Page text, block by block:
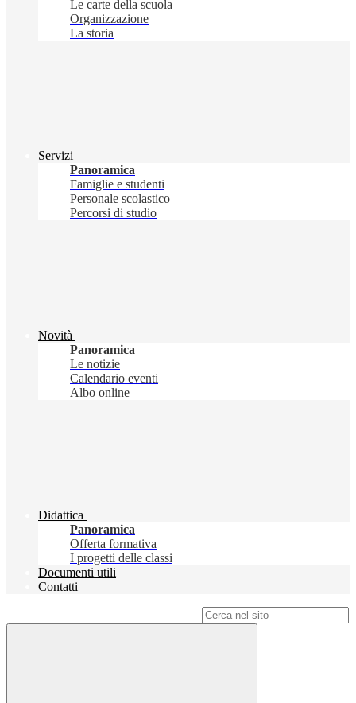
Le carte della scuola
Organizzazione
La storia
Servizi
Panoramica
Famiglie e studenti
Personale scolastico
Percorsi di studio
Novità
Panoramica
Le notizie
Calendario eventi
Albo online
Didattica
Panoramica
Offerta formativa
I progetti delle classi
Documenti utili
Contatti